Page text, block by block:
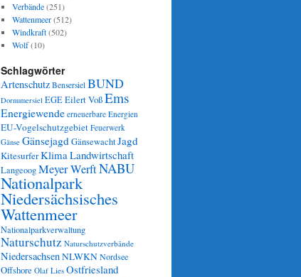
Verbände(251)
Wattenmeer(512)
Windkraft(502)
Wolf(10)
Schlagwörter
Artenschutz Bensersiel BUND
Dornumersiel EGEEilert VoßEms
Energiewende erneuerbare Energien
EU-Vogelschutzgebiet Feuerwerk
Gänse GänsejagdGänsewachtJagd
KitesurferKlimaLandwirtschaft
LangeoogMeyer WerftNABU
Nationalpark
Niedersächsisches
Wattenmeer
Nationalparkverwaltung
Naturschutz Naturschutzverbände
NiedersachsenNLWKNNordsee
Offshore Olaf Lies Ostfriesland